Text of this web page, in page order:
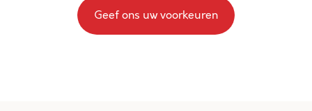
Geef ons uw voorkeuren